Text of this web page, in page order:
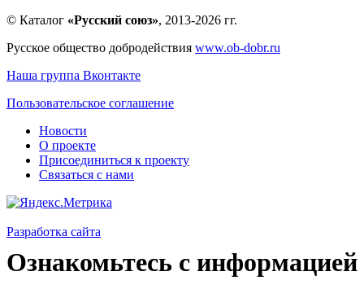
© Каталог «Русский союз», 2013-2026 гг.
Русское общество добродействия www.ob-dobr.ru
Наша группа Вконтакте
Пользовательское соглашение
Новости
О проекте
Присоединиться к проекту
Связаться с нами
Разработка сайта
Ознакомьтесь с информацией